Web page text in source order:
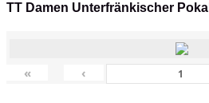
TT Damen Unterfränkischer Pokal
« ‹